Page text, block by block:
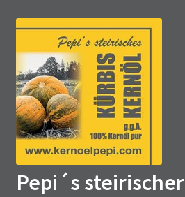
Zur
Navigation
springen
Zum
springen
Pepi´s steirischer